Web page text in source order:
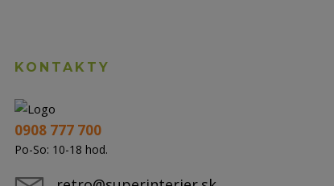
KONTAKTY
0908 777 700
Po-So: 10-18 hod.